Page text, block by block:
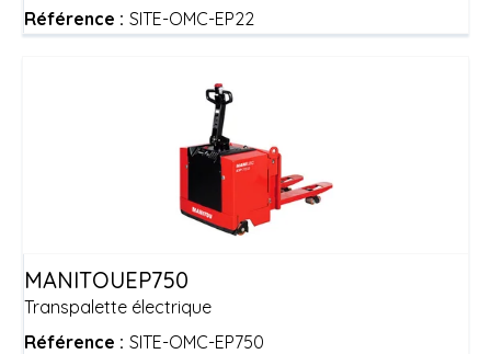
Référence : SITE-OMC-EP22
Transpalette électrique
MANITOUEP750
Référence : SITE-OMC-EP750